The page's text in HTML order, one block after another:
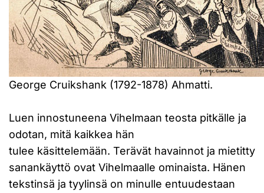
George Cruikshank (1792-1878) Ahmatti.
Luen innostuneena Vihelmaan teosta pitkälle ja
odotan, mitä kaikkea hän
tulee käsittelemään. Terävät havainnot ja mietitty
sanankäyttö ovat Vihelmaalle ominaista. Hänen
tekstinsä ja tyylinsä on minulle entuudestaan